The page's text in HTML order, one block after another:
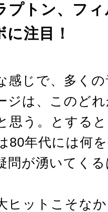
プトン、フ
注目！
じで、多く
ジは、このど
思う。とする
80年代には何
問が湧いてく
ヒットこそな